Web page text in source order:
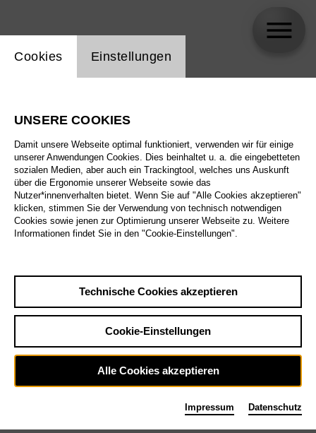
Biographie
Spielplan
Antikrist
So 16.5.27
Großes Haus
Tickets
So 16.5.27
Do 27.5.27
Einstellung Website Cookie
Cookies Einstellungen
UNSERE COOKIES
Damit unsere Webseite optimal funktioniert, verwenden wir für einige
unserer Anwendungen Cookies. Dies beinhaltet u. a. die eingebetteten
sozialen Medien, aber auch ein Trackingtool, welches uns Auskunft
über die Ergonomie unserer Webseite sowie das
Nutzer*innenverhalten bietet. Wenn Sie auf "Alle Cookies akzeptieren"
klicken, stimmen Sie der Verwendung von technisch notwendigen
Cookies sowie jenen zur Optimierung unserer Webseite zu. Weitere
Informationen findet Sie in den "Cookie-Einstellungen".
Technische Cookies akzeptieren
Cookie-Einstellungen
Alle Cookies akzeptieren
Impressum Datenschutz